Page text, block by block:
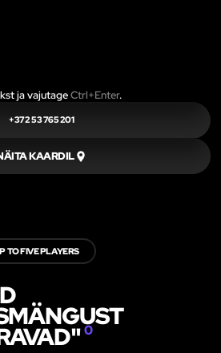
ja vajutageCtrl+Enter.
+372 53 765 201
KAARDIL
TO FIVE PLAYERS
0